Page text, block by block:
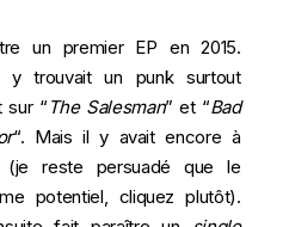
un premier EP en 2015.
trouvait un punk surtout
sur “ The Salesman” et “Bad
“. Mais il y avait encore à
(je reste persuadé que le
potentiel, cliquez plutôt).